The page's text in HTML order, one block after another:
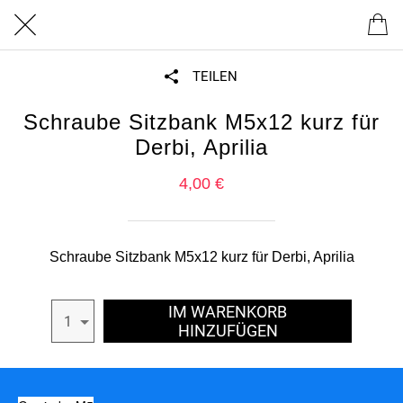
TEILEN
Schraube Sitzbank M5x12 kurz für
Derbi, Aprilia
4,00 €
Schraube Sitzbank M5x12 kurz für Derbi, Aprilia
1
IM WARENKORB
HINZUFÜGEN